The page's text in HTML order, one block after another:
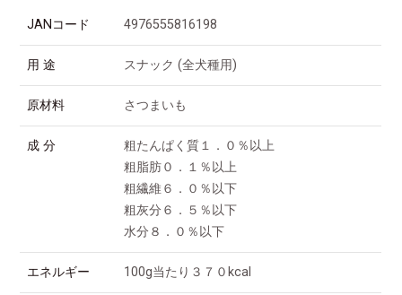
JANコード 4976555816198
用 途 スナック (全犬種用)
原材料 さつまいも
成 分
粗たんぱく質１．０％以上
粗脂肪０．１％以上
粗繊維６．０％以下
粗灰分６．５％以下
水分８．０％以下
エネルギー 100g当たり３７０kcal